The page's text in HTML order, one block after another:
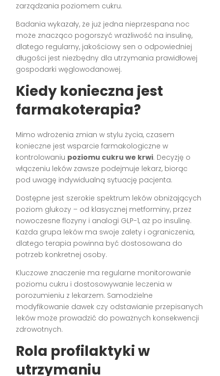
zarządzania poziomem cukru.
Badania wykazały, że już jedna nieprzespana noc
może znacząco pogorszyć wrażliwość na insulinę,
dlatego regularny, jakościowy sen o odpowiedniej
długości jest niezbędny dla utrzymania prawidłowej
gospodarki węglowodanowej.
Kiedy konieczna jest
farmakoterapia?
Mimo wdrożenia zmian w stylu życia, czasem
konieczne jest wsparcie farmakologiczne w
kontrolowaniu poziomu cukru we krwi. Decyzję o
włączeniu leków zawsze podejmuje lekarz, biorąc
pod uwagę indywidualną sytuację pacjenta.
Dostępne jest szerokie spektrum leków obniżających
poziom glukozy – od klasycznej metforminy, przez
nowoczesne flozyny i analogi GLP-1, aż po insulinę.
Każda grupa leków ma swoje zalety i ograniczenia,
dlatego terapia powinna być dostosowana do
potrzeb konkretnej osoby.
Kluczowe znaczenie ma regularne monitorowanie
poziomu cukru i dostosowywanie leczenia w
porozumieniu z lekarzem. Samodzielne
modyfikowanie dawek czy odstawianie przepisanych
leków może prowadzić do poważnych konsekwencji
zdrowotnych.
Rola profilaktyki w
utrzymaniu